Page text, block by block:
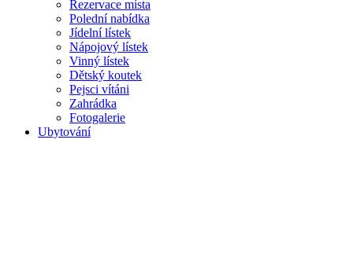
Rezervace místa
Polední nabídka
Jídelní lístek
Nápojový lístek
Vinný lístek
Dětský koutek
Pejsci vítáni
Zahrádka
Fotogalerie
Ubytování